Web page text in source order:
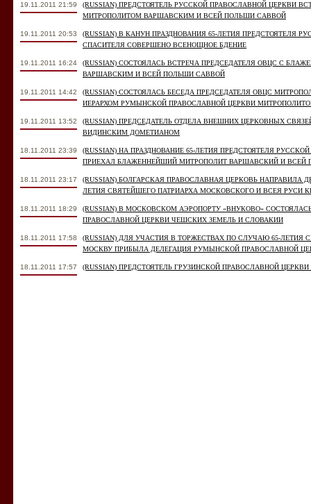
19.11.2011 21:59
(RUSSIAN) ПРЕДСТОЯТЕЛЬ РУССКОЙ ПРАВОСЛАВНОЙ ЦЕРКВИ
МИТРОПОЛИТОМ ВАРШАВСКИМ И ВСЕЙ ПОЛЬШИ САВВОЙ
19.11.2011 20:53
(RUSSIAN) В КАНУН ПРАЗДНОВАНИЯ 65-ЛЕТИЯ ПРЕДСТОЯТЕЛЯ
СПАСИТЕЛЯ СОВЕРШЕНО ВСЕНОЩНОЕ БДЕНИЕ
19.11.2011 16:24
(RUSSIAN) СОСТОЯЛАСЬ ВСТРЕЧА ПРЕДСЕДАТЕЛЯ ОВЦС С
ВАРШАВСКИМ И ВСЕЙ ПОЛЬШИ САВВОЙ
19.11.2011 14:42
(RUSSIAN) СОСТОЯЛАСЬ БЕСЕДА ПРЕДСЕДАТЕЛЯ ОВЦС
ИЕРАРХОМ РУМЫНСКОЙ ПРАВОСЛАВНОЙ ЦЕРКВИ
19.11.2011 13:52
(RUSSIAN) ПРЕДСЕДАТЕЛЬ ОТДЕЛА ВНЕШНИХ ЦЕРКОВНЫХ
ВИДИНСКИМ ДОМЕТИАНОМ
18.11.2011 23:39
(RUSSIAN) НА ПРАЗДНОВАНИЕ 65-ЛЕТИЯ ПРЕДСТОЯТЕЛЯ
ПРИЕХАЛ БЛАЖЕННЕЙШИЙ МИТРОПОЛИТ ВАРШАВСКИЙ И ВСЕЙ
18.11.2011 23:17
(RUSSIAN) БОЛГАРСКАЯ ПРАВОСЛАВНАЯ ЦЕРКОВЬ НАПРАВИЛА
ЛЕТИЯ СВЯТЕЙШЕГО ПАТРИАРХА МОСКОВСКОГО И ВСЕЯ РУСИ
18.11.2011 18:29
(RUSSIAN) В МОСКОВСКОМ АЭРОПОРТУ «ВНУКОВО»
ПРАВОСЛАВНОЙ ЦЕРКВИ ЧЕШСКИХ ЗЕМЕЛЬ И СЛОВАКИИ
18.11.2011 17:58
(RUSSIAN) ДЛЯ УЧАСТИЯ В ТОРЖЕСТВАХ ПО СЛУЧАЮ 65-ЛЕТИЯ
МОСКВУ ПРИБЫЛА ДЕЛЕГАЦИЯ РУМЫНСКОЙ ПРАВОСЛАВНОЙ
18.11.2011 17:57 (RUSSIAN) ПРЕДСТОЯТЕЛЬ ГРУЗИНСКОЙ ПРАВОСЛАВНОЙ